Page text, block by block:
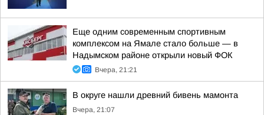
Еще одним современным спортивным
комплексом на Ямале стало больше — в
Надымском районе открыли новый ФОК
Вчера, 21:21
В округе нашли древний бивень мамонта
Вчера, 21:07